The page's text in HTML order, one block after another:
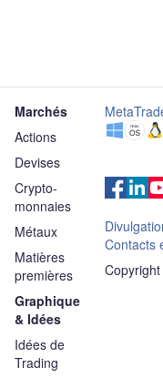
Marchés
Actions
Devises
Crypto-
monnaies
Métaux
Matières
premières
Graphique
& Idées
Idées de
Trading
Contacts